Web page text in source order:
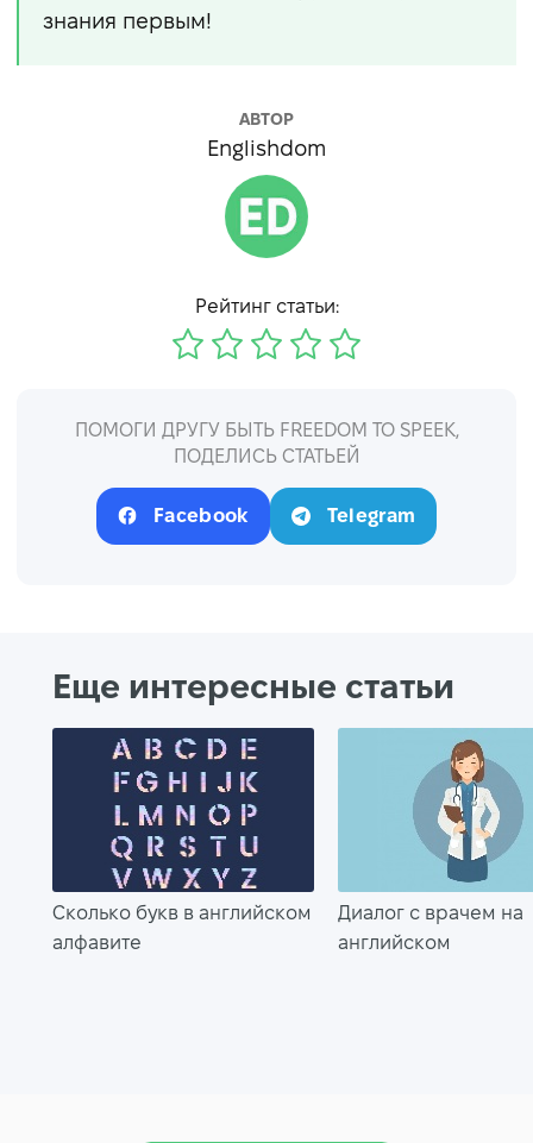
знания первым!
АВТОР
Englishdom
Рейтинг статьи:
ПОМОГИ ДРУГУ БЫТЬ FREEDOM TO SPEEK,
ПОДЕЛИСЬ СТАТЬЕЙ
Facebook Telegram
Еще интересные статьи
Сколько букв в английском
алфавите
Диалог с врачем на
английском